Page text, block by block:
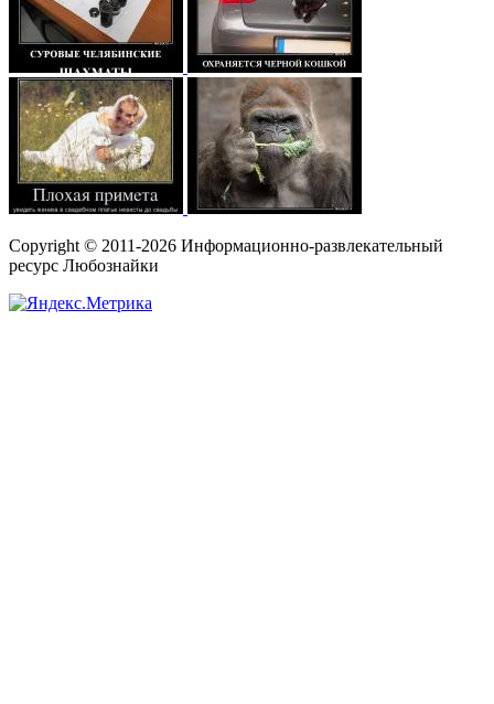
Copyright © 2011-2026 Информационно-развлекательный
ресурс Любознайки